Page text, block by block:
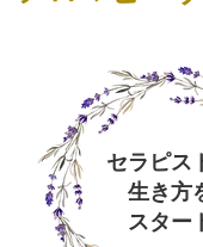
セラピス
生き方
スター